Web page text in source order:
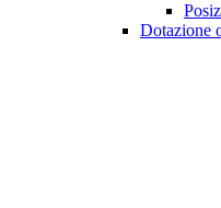
Dotazione